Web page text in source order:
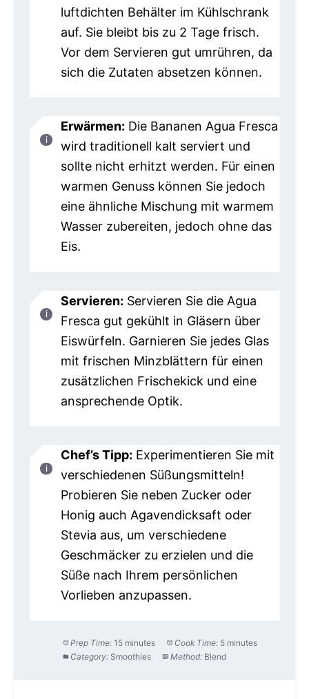
luftdichten Behälter im Kühlschrank
auf. Sie bleibt bis zu 2 Tage frisch.
Vor dem Servieren gut umrühren, da
sich die Zutaten absetzen können.
Erwärmen: Die Bananen Agua Fresca
wird traditionell kalt serviert und
sollte nicht erhitzt werden. Für einen
warmen Genuss können Sie jedoch
eine ähnliche Mischung mit warmem
Wasser zubereiten, jedoch ohne das
Eis.
Servieren: Servieren Sie die Agua
Fresca gut gekühlt in Gläsern über
Eiswürfeln. Garnieren Sie jedes Glas
mit frischen Minzblättern für einen
zusätzlichen Frischekick und eine
ansprechende Optik.
Chef’s Tipp: Experimentieren Sie mit
verschiedenen Süßungsmitteln!
Probieren Sie neben Zucker oder
Honig auch Agavendicksaft oder
Stevia aus, um verschiedene
Geschmäcker zu erzielen und die
Süße nach Ihrem persönlichen
Vorlieben anzupassen.
Prep Time: 15 minutes Cook Time: 5 minutes
Category: Smoothies Method: Blend